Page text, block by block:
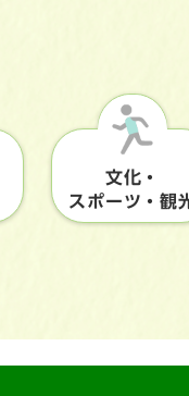
文化・
スポーツ・観